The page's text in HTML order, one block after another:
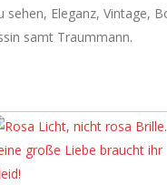
sehen, Eleganz, Vintage,
samt Traummann.